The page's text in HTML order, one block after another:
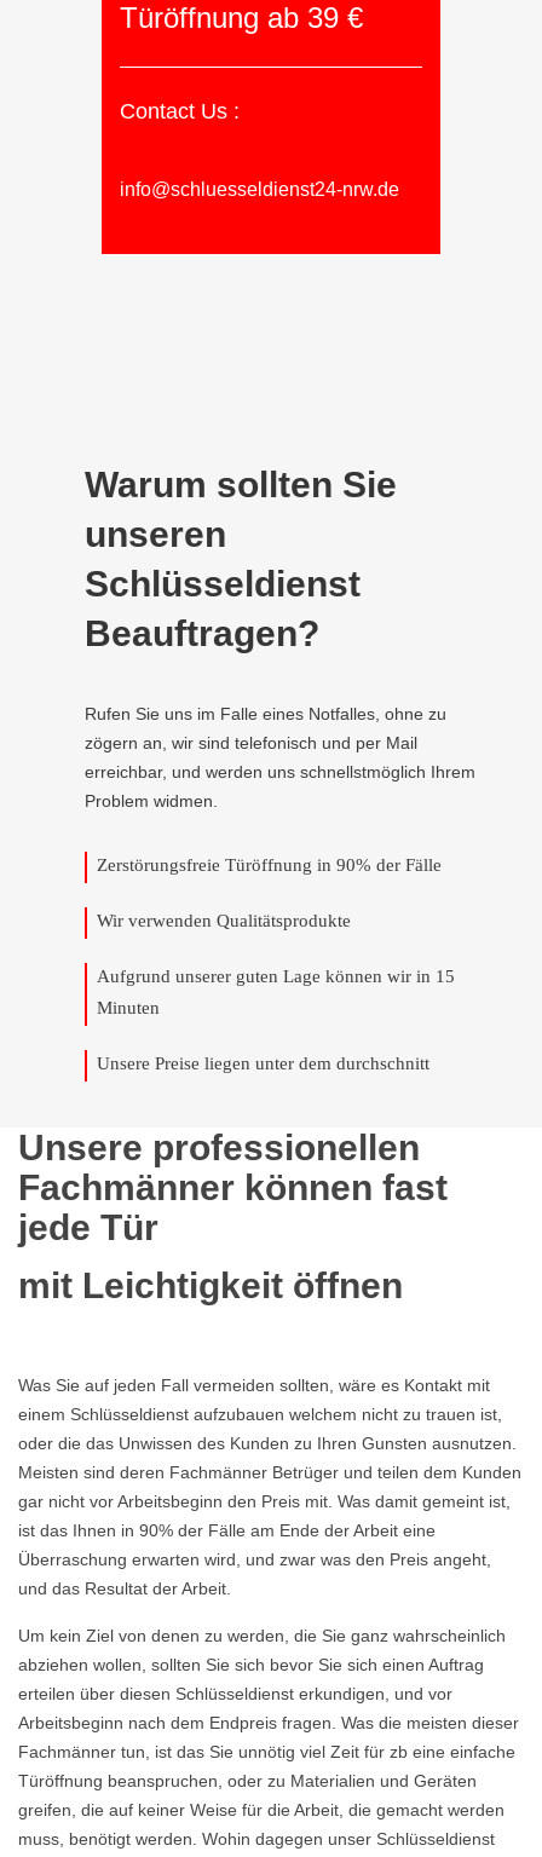
Türöffnung ab 39 €
Contact Us :
info@schluesseldienst24-nrw.de
Warum sollten Sie
unseren
Schlüsseldienst
Beauftragen?
Rufen Sie uns im Falle eines Notfalles, ohne zu
zögern an, wir sind telefonisch und per Mail
erreichbar, und werden uns schnellstmöglich Ihrem
Problem widmen.
Zerstörungsfreie Türöffnung in 90% der Fälle
Wir verwenden Qualitätsprodukte
Aufgrund unserer guten Lage können wir in 15
Minuten
Unsere Preise liegen unter dem durchschnitt
Unsere professionellen
Fachmänner können fast
jede Tür
mit Leichtigkeit öffnen
Was Sie auf jeden Fall vermeiden sollten, wäre es Kontakt mit
einem Schlüsseldienst aufzubauen welchem nicht zu trauen ist,
oder die das Unwissen des Kunden zu Ihren Gunsten ausnutzen.
Meisten sind deren Fachmänner Betrüger und teilen dem Kunden
gar nicht vor Arbeitsbeginn den Preis mit. Was damit gemeint ist,
ist das Ihnen in 90% der Fälle am Ende der Arbeit eine
Überraschung erwarten wird, und zwar was den Preis angeht,
und das Resultat der Arbeit.
Um kein Ziel von denen zu werden, die Sie ganz wahrscheinlich
abziehen wollen, sollten Sie sich bevor Sie sich einen Auftrag
erteilen über diesen Schlüsseldienst erkundigen, und vor
Arbeitsbeginn nach dem Endpreis fragen. Was die meisten dieser
Fachmänner tun, ist das Sie unnötig viel Zeit für zb eine einfache
Türöffnung beanspruchen, oder zu Materialien und Geräten
greifen, die auf keiner Weise für die Arbeit, die gemacht werden
muss, benötigt werden. Wohin dagegen unser Schlüsseldienst